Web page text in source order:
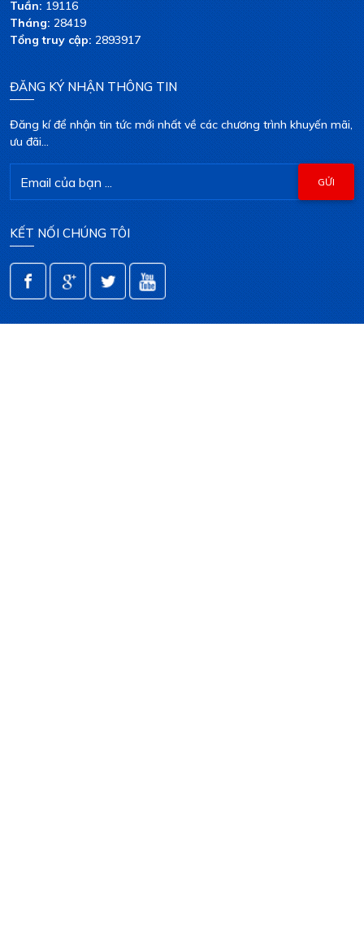
Tuần:19116
Tháng:28419
Tổng truy cập:2893917
ĐĂNG KÝ NHẬN THÔNG TIN
Đăng kí để nhận tin tức mới nhất về các chương trình khuyến mãi,
ưu đãi...
KẾT NỐI CHÚNG TÔI